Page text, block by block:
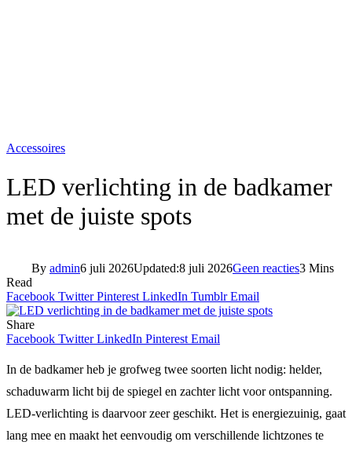
Accessoires
LED verlichting in de badkamer
met de juiste spots
By admin6 juli 2026Updated:8 juli 2026Geen reacties3 Mins
Read
Facebook Twitter Pinterest LinkedIn Tumblr Email
Share
Facebook Twitter LinkedIn Pinterest Email
In de badkamer heb je grofweg twee soorten licht nodig: helder,
schaduwarm licht bij de spiegel en zachter licht voor ontspanning.
LED-verlichting is daarvoor zeer geschikt. Het is energiezuinig, gaat
lang mee en maakt het eenvoudig om verschillende lichtzones te